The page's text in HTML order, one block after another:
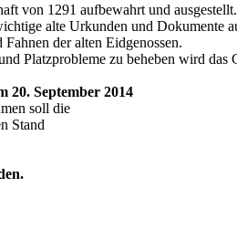
von 1291 aufbewahrt und ausgestellt.
alte Urkunden und Dokumente
der alten Eidgenossen.
Platzprobleme zu beheben wird das
20. September 2014
soll die
Stand